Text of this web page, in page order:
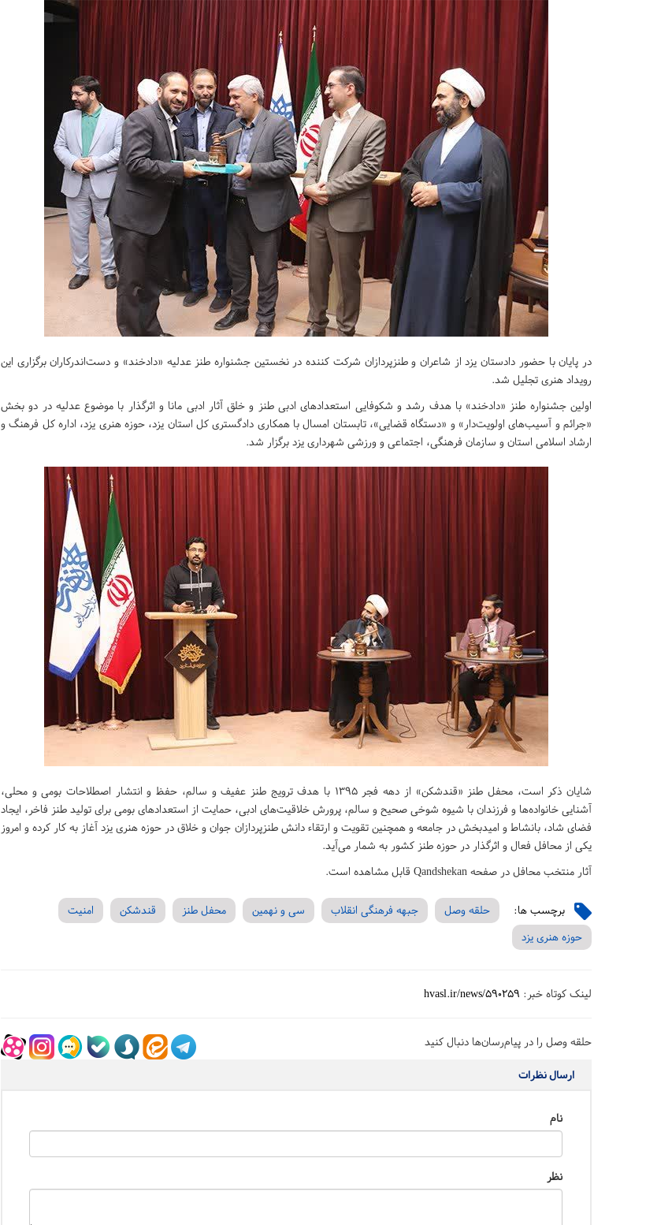
در پایان با حضور دادستان یزد از شاعران و طنزپردازان شرکت کننده در نخستین جشنواره طنز عدلیه «دادخند» و دست‌اندرکاران برگزاری این
رویداد هنری تجلیل شد.
اولین جشنواره طنز «دادخند» با هدف رشد و شکوفایی استعدادهای ادبی طنز و خلق آثار ادبی مانا و اثرگذار با موضوع عدلیه در دو بخش
«جرائم و آسیب‌های اولویت‌دار» و «دستگاه قضایی»، تابستان امسال با همکاری دادگستری کل استان یزد، حوزه هنری یزد، اداره کل فرهنگ و
ارشاد اسلامی استان و سازمان فرهنگی، اجتماعی و ورزشی شهرداری یزد برگزار شد.
شایان ذکر است، محفل طنز «قندشکن» از دهه فجر 1395 با هدف ترویج طنز عفیف و سالم، حفظ و انتشار اصطلاحات بومی و محلی،
آشنایی خانواده‌ها و فرزندان با شیوه شوخی صحیح و سالم، پرورش خلاقیت‌های ادبی، حمایت از استعدادهای بومی برای تولید طنز فاخر، ایجاد
فضای شاد، بانشاط و امیدبخش در جامعه و همچنین تقویت و ارتقاء دانش طنزپردازان جوان و خلاق در حوزه هنری یزد آغاز به کار کرده و امروز
یکی از محافل فعال و اثرگذار در حوزه طنز کشور به شمار می‌آید.
آثار منتخب محافل در صفحه Qandshekan قابل مشاهده است.
برچسب ها: حلقه وصل جبهه فرهنگی انقلاب سی و نهمین محفل طنز قندشکن
امنیت
حوزه هنری یزد
لینک کوتاه خبر: hvasl.ir/news/590259
حلقه وصل را در پیام‌رسان‌ها دنبال کنید
ارسال نظرات
نام
نظر